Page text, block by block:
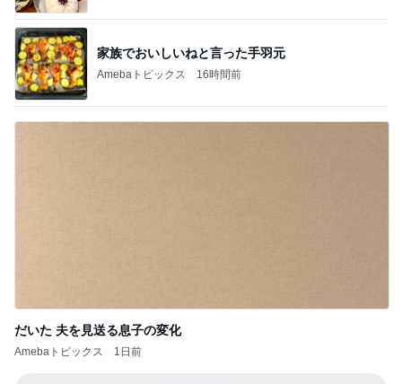
家族でおいしいねと言った手羽元
Amebaトピックス 16時間前
だいた 夫を見送る息子の変化
Amebaトピックス 1日前